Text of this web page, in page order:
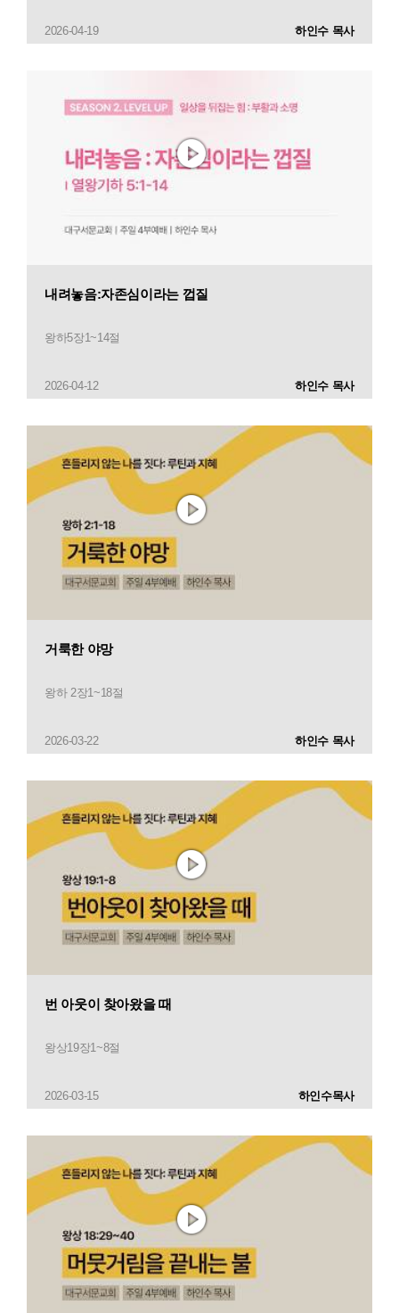
2026-04-19 하인수 목사
내려놓음:자존심이라는 껍질
왕하5장1~14절
2026-04-12 하인수 목사
거룩한 야망
왕하 2장1~18절
2026-03-22 하인수 목사
번 아웃이 찾아왔을 때
왕상19장1~8절
2026-03-15 하인수목사